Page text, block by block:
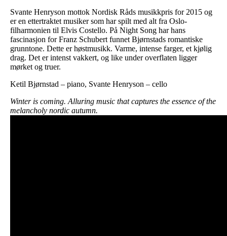
Svante Henryson mottok Nordisk Råds musikkpris for 2015 og
er en ettertraktet musiker som har spilt med alt fra Oslo-
filharmonien til Elvis Costello. På Night Song har hans
fascinasjon for Franz Schubert funnet Bjørnstads romantiske
grunntone. Dette er høstmusikk. Varme, intense farger, et kjølig
drag. Det er intenst vakkert, og like under overflaten ligger
mørket og truer.
Ketil Bjørnstad – piano, Svante Henryson – cello
Winter is coming. Alluring music that captures the essence of the
melancholy nordic autumn.